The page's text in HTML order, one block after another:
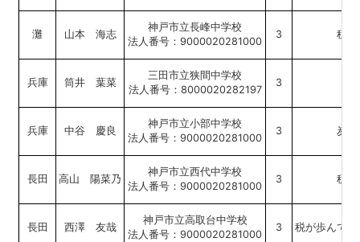
灘 山本 海志
神戸市立長峰中学校
法人番号：9000020281000
3 税
兵庫 筒井 葉菜
三田市立狭間中学校
法人番号：8000020282197
3
兵庫 中谷 慶良
神戸市立小部中学校
法人番号：9000020281000
3 炭
長田 高山 陽菜乃
神戸市立西代中学校
法人番号：9000020281000
3 税
長田 西澤 友哉
神戸市立高取台中学校
法人番号：9000020281000
3 税が歩んで